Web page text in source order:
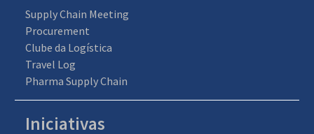
Supply Chain Meeting
Procurement
Clube da Logística
Travel Log
Pharma Supply Chain
Iniciativas